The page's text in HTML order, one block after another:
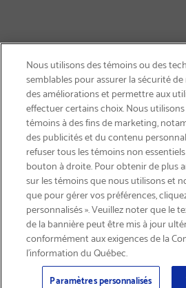
INSCRIVEZ-VOUS &
Courriel
Nous utilisons des témoins ou des
semblables pour assurer la sécurité
des améliorations et permettre aux
effectuer certains choix. Nous
témoins à des fins de marketing,
des publicités et du contenu
refuser tous les témoins non
bouton à droite. Pour obtenir de plus
sur les témoins que nous utilisons et
que pour gérer vos préférences,
personnalisés ». Veuillez noter que le
de la bannière peut être mis à jour
conformément aux exigences de la
l’information du Québec.
Paramètres personnalisés